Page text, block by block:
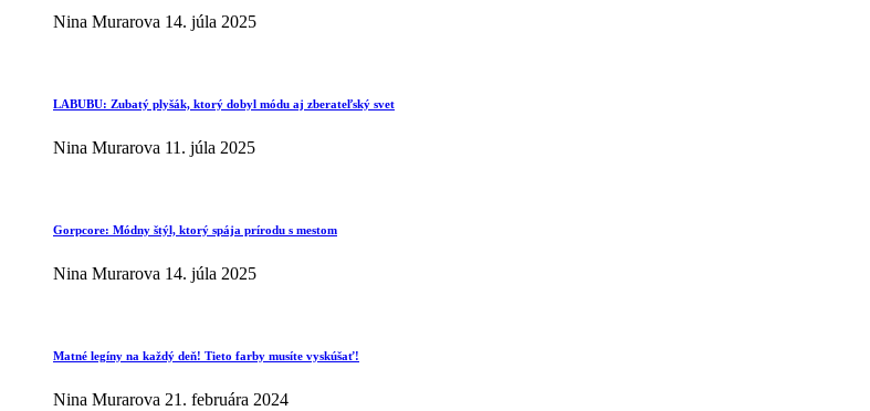
Nina Murarova 14. júla 2025
LABUBU: Zubatý plyšák, ktorý dobyl módu aj zberateľský svet
Nina Murarova 11. júla 2025
Gorpcore: Módny štýl, ktorý spája prírodu s mestom
Nina Murarova 14. júla 2025
Matné legíny na každý deň! Tieto farby musíte vyskúšať!
Nina Murarova 21. februára 2024